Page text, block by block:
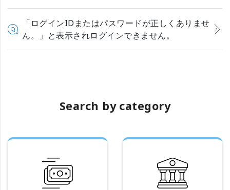
「ログインIDまたはパスワードが正しくありませ
ん。」と表示されログインできません。
Search by category